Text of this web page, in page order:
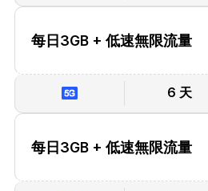
每日3GB + 低速無限流量
6 天
每日3GB + 低速無限流量